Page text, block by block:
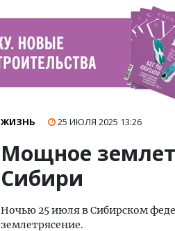
ЖИЗНЬ 25 ИЮЛЯ 2025 13:26
Мощное
Сибири
Ночью 25 июля в Сибирском
землетрясение.